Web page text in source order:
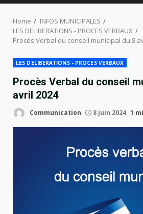
Home
INFOS MUNICIPALES
LES DELIBERATIONS - PROCES VERBAUX
Procès Verbal du conseil municipal du 8
LES DELIBERATIONS - PROCES VERBAUX
Procès Verbal du conseil
avril 2024
Communication 8 juin 2024 1